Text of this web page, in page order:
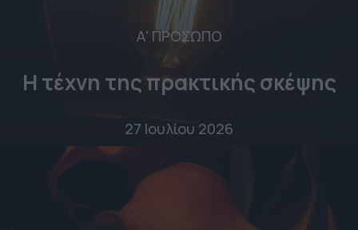
Α' ΠΡΟΣΩΠΟ
Η τέχνη της πρακτικής σκέψης
27 Ιουλίου 2026